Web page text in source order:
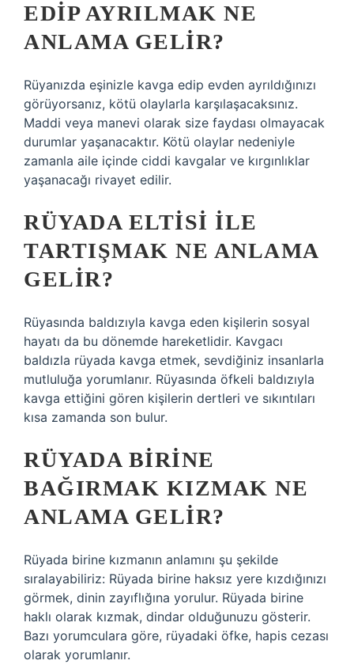
EDIP AYRILMAK NE
ANLAMA GELIR?
Rüyanızda eşinizle kavga edip evden ayrıldığınızı
görüyorsanız, kötü olaylarla karşılaşacaksınız.
Maddi veya manevi olarak size faydası olmayacak
durumlar yaşanacaktır. Kötü olaylar nedeniyle
zamanla aile içinde ciddi kavgalar ve kırgınlıklar
yaşanacağı rivayet edilir.
RÜYADA ELTISI ILE
TARTIŞMAK NE ANLAMA
GELIR?
Rüyasında baldızıyla kavga eden kişilerin sosyal
hayatı da bu dönemde hareketlidir. Kavgacı
baldızla rüyada kavga etmek, sevdiğiniz insanlarla
mutluluğa yorumlanır. Rüyasında öfkeli baldızıyla
kavga ettiğini gören kişilerin dertleri ve sıkıntıları
kısa zamanda son bulur.
RÜYADA BIRINE
BAĞIRMAK KIZMAK NE
ANLAMA GELIR?
Rüyada birine kızmanın anlamını şu şekilde
sıralayabiliriz: Rüyada birine haksız yere kızdığınızı
görmek, dinin zayıflığına yorulur. Rüyada birine
haklı olarak kızmak, dindar olduğunuzu gösterir.
Bazı yorumculara göre, rüyadaki öfke, hapis cezası
olarak yorumlanır.